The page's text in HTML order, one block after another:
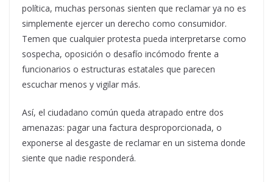
política, muchas personas sienten que reclamar ya no es
simplemente ejercer un derecho como consumidor.
Temen que cualquier protesta pueda interpretarse como
sospecha, oposición o desafío incómodo frente a
funcionarios o estructuras estatales que parecen
escuchar menos y vigilar más.
Así, el ciudadano común queda atrapado entre dos
amenazas: pagar una factura desproporcionada, o
exponerse al desgaste de reclamar en un sistema donde
siente que nadie responderá.